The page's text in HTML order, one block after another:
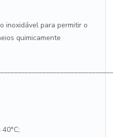
inoxidável para permitir o
quimicamente